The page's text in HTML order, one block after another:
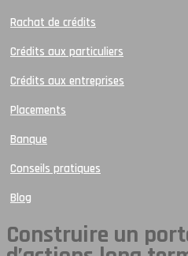
Rachat de crédits
Crédits aux particuliers
Crédits aux entreprises
Placements
Banque
Conseils pratiques
Blog
Construire un